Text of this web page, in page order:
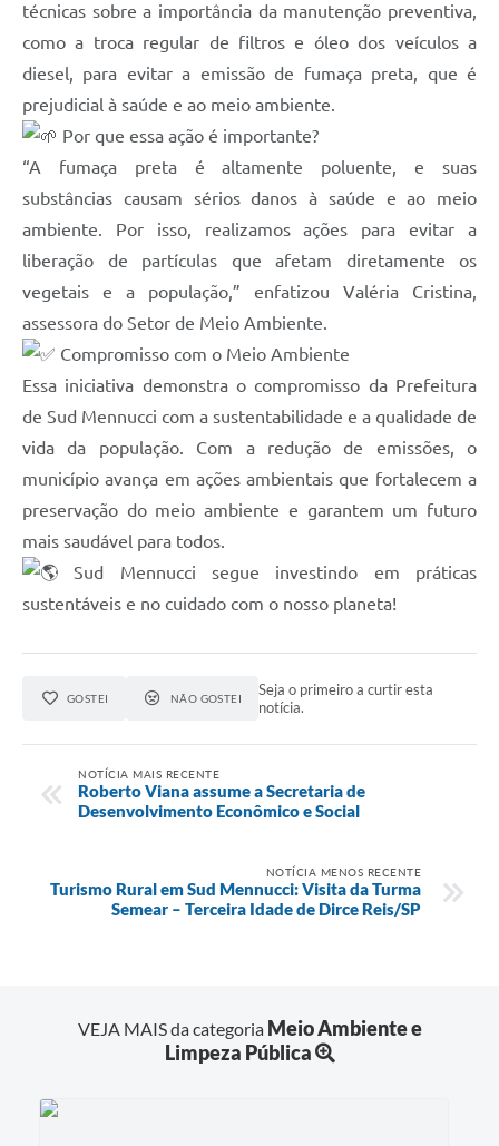
técnicas sobre a importância da manutenção preventiva,
como a troca regular de filtros e óleo dos veículos a
diesel, para evitar a emissão de fumaça preta, que é
prejudicial à saúde e ao meio ambiente.
Por que essa ação é importante?
“A fumaça preta é altamente poluente, e suas
substâncias causam sérios danos à saúde e ao meio
ambiente. Por isso, realizamos ações para evitar a
liberação de partículas que afetam diretamente os
vegetais e a população,” enfatizou Valéria Cristina,
assessora do Setor de Meio Ambiente.
Compromisso com o Meio Ambiente
Essa iniciativa demonstra o compromisso da Prefeitura
de Sud Mennucci com a sustentabilidade e a qualidade de
vida da população. Com a redução de emissões, o
município avança em ações ambientais que fortalecem a
preservação do meio ambiente e garantem um futuro
mais saudável para todos.
Sud Mennucci segue investindo em práticas
sustentáveis e no cuidado com o nosso planeta!
GOSTEI NÃO GOSTEI
Seja o primeiro a curtir esta
notícia.
NOTÍCIA MAIS RECENTE
Roberto Viana assume a Secretaria de
Desenvolvimento Econômico e Social
NOTÍCIA MENOS RECENTE
Turismo Rural em Sud Mennucci: Visita da Turma
Semear – Terceira Idade de Dirce Reis/SP
VEJA MAIS da categoria Meio Ambiente e
Limpeza Pública